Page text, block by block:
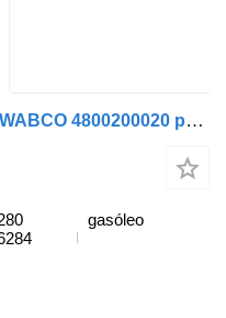
Válvula de controlo de travão WABCO 4800200020 para autocarro MAN LIONS CITY (01.04-)
gasóleo